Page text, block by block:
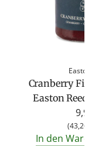
Easton
Cranberry Fine
Easton Reed
9,95 €
(43,26 €
In den